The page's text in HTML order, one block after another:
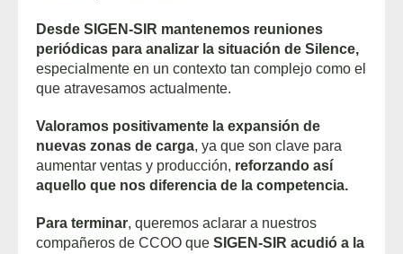
Desde SIGEN-SIR mantenemos reuniones
periódicas para analizar la situación de Silence,
especialmente en un contexto tan complejo como el
que atravesamos actualmente.
Valoramos positivamente la expansión de
nuevas zonas de carga, ya que son clave para
aumentar ventas y producción, reforzando así
aquello que nos diferencia de la competencia.
Para terminar, queremos aclarar a nuestros
compañeros de CCOO que SIGEN-SIR acudió a la